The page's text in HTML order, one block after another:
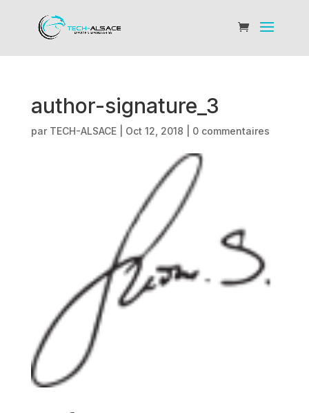
author-signature_3
par TECH-ALSACE| Oct 12, 2018 0 commentaires